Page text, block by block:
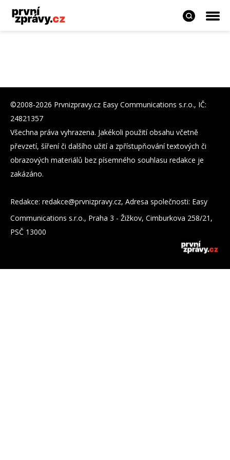
©2008-2026 Prvnizpravy.cz Easy Communications s.r.o., IČ:
24821357
Všechna práva vyhrazena. Jakékoli použití obsahu včetně
převzetí, šíření či dalšího užití a zpřístupňování textových či
obrazových materiálů bez písemného souhlasu redakce je
zakázáno.
Redakce: zc.yvarpzinvrp@eckader, Adresa společnosti: Easy
Communications s.r.o., Praha 3 - Žižkov, Cimburkova 258/21,
PSČ 13000